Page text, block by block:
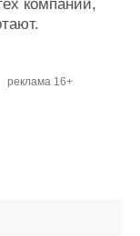
компаний,
реклама 16+